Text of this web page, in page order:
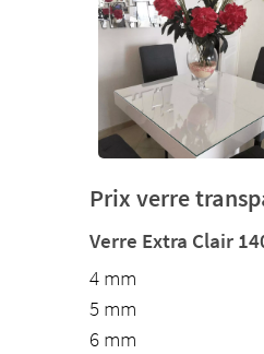
Prix verre
Verre Extra Clair
4 mm
5 mm
6 mm